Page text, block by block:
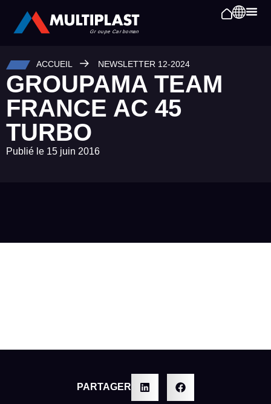
ACCUEIL NEWSLETTER 12-2024
GROUPAMA TEAM
FRANCE AC 45
TURBO
Publié le 15 juin 2016
PARTAGER